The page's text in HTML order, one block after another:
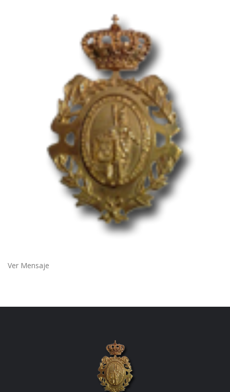
Ver Mensaje